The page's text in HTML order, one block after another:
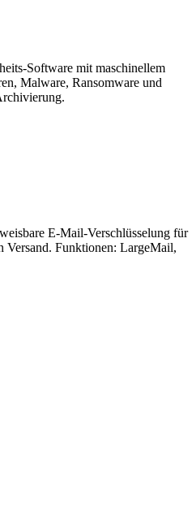
Software mit maschinellem
Malware, Ransomware und
E-Mail-Verschlüsselung für
Versand. Funktionen: LargeMail,